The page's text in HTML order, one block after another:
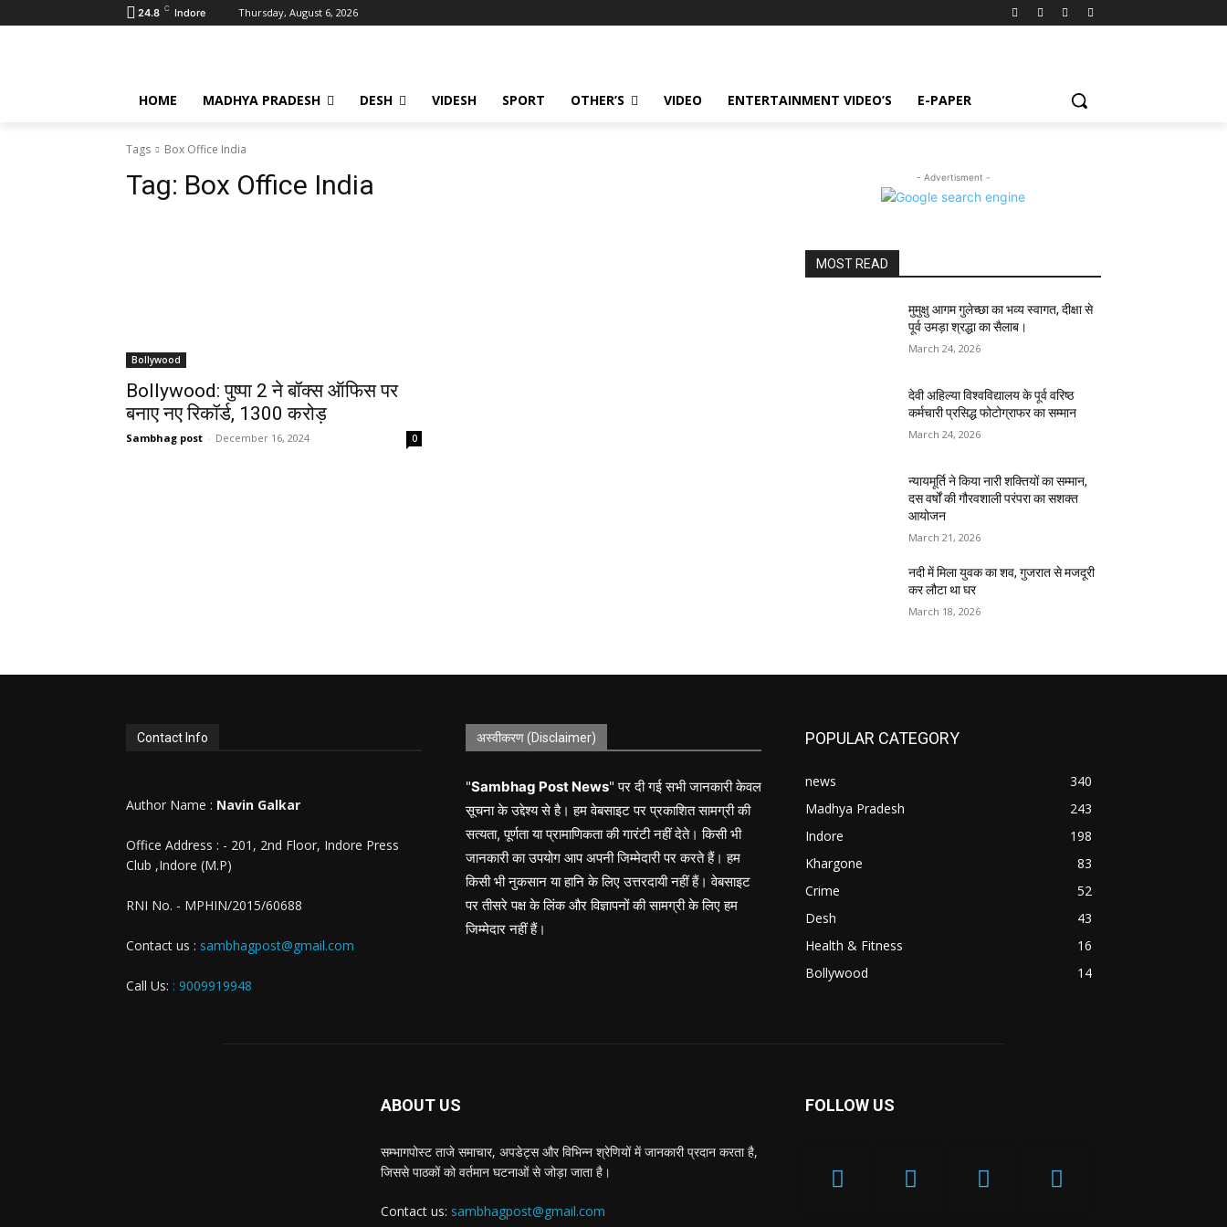
24.8 C Indore Thursday, August 6, 2026
HOME MADHYA PRADESH DESH VIDESH SPORT OTHER’S VIDEO ENTERTAINMENT VIDEO’S E-PAPER
Tags Box Office India
Tag: Box Office India
Bollywood
Bollywood: पुष्पा 2 ने बॉक्स ऑफिस पर
बनाए नए रिकॉर्ड, 1300 करोड़
Sambhag post - December 16, 2024 0
- Advertisment -
MOST READ
मुमुक्षु आगम गुलेच्छा का भव्य स्वागत, दीक्षा से
पूर्व उमड़ा श्रद्धा का सैलाब।
March 24, 2026
देवी अहिल्या विश्वविद्यालय के पूर्व वरिष्ठ
कर्मचारी प्रसिद्ध फोटोग्राफर का सम्मान
March 24, 2026
न्यायमूर्ति ने किया नारी शक्तियों का सम्मान,
दस वर्षों की गौरवशाली परंपरा का सशक्त
आयोजन
March 21, 2026
नदी में मिला युवक का शव, गुजरात से मजदूरी
कर लौटा था घर
March 18, 2026
Contact Info
Author Name : Navin Galkar
Office Address : - 201, 2nd Floor, Indore Press
Club ,Indore (M.P)
RNI No. - MPHIN/2015/60688
Contact us : sambhagpost@gmail.com
Call Us: : 9009919948
अस्वीकरण (Disclaimer)
"Sambhag Post News" पर दी गई सभी जानकारी केवल
सूचना के उद्देश्य से है। हम वेबसाइट पर प्रकाशित सामग्री की
सत्यता, पूर्णता या प्रामाणिकता की गारंटी नहीं देते। किसी भी
जानकारी का उपयोग आप अपनी जिम्मेदारी पर करते हैं। हम
किसी भी नुकसान या हानि के लिए उत्तरदायी नहीं हैं। वेबसाइट
पर तीसरे पक्ष के लिंक और विज्ञापनों की सामग्री के लिए हम
जिम्मेदार नहीं हैं।
POPULAR CATEGORY
news
340
Madhya Pradesh
243
Indore
198
Khargone
83
Crime
52
Desh
43
Health & Fitness
16
Bollywood
14
ABOUT US
सम्भागपोस्ट ताजे समाचार, अपडेट्स और विभिन्न श्रेणियों में जानकारी प्रदान करता है,
जिससे पाठकों को वर्तमान घटनाओं से जोड़ा जाता है।
Contact us: sambhagpost@gmail.com
FOLLOW US